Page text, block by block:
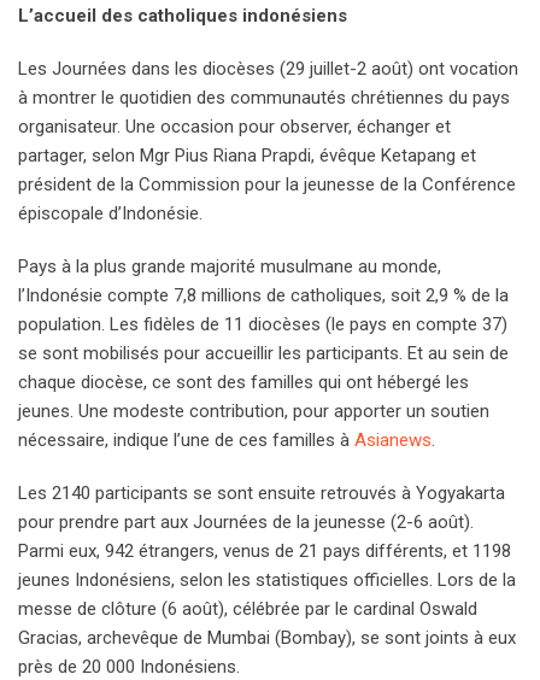
L’accueil des catholiques indonésiens
Les Journées dans les diocèses (29 juillet-2 août) ont vocation
à montrer le quotidien des communautés chrétiennes du pays
organisateur. Une occasion pour observer, échanger et
partager, selon Mgr Pius Riana Prapdi, évêque Ketapang et
président de la Commission pour la jeunesse de la Conférence
épiscopale d’Indonésie.
Pays à la plus grande majorité musulmane au monde,
l’Indonésie compte 7,8 millions de catholiques, soit 2,9 % de la
population. Les fidèles de 11 diocèses (le pays en compte 37)
se sont mobilisés pour accueillir les participants. Et au sein de
chaque diocèse, ce sont des familles qui ont hébergé les
jeunes. Une modeste contribution, pour apporter un soutien
nécessaire, indique l’une de ces familles à Asianews.
Les 2140 participants se sont ensuite retrouvés à Yogyakarta
pour prendre part aux Journées de la jeunesse (2-6 août).
Parmi eux, 942 étrangers, venus de 21 pays différents, et 1198
jeunes Indonésiens, selon les statistiques officielles. Lors de la
messe de clôture (6 août), célébrée par le cardinal Oswald
Gracias, archevêque de Mumbai (Bombay), se sont joints à eux
près de 20 000 Indonésiens.